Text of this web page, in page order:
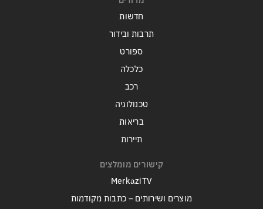
חדשות
תרבות ובידור
ספורט
כלכלה
רכב
טכנולוגיה
בריאות
תיירות
קישורים מומלצים
MerkaziTV
מוצרים ושירותים – כתבות מקודמות